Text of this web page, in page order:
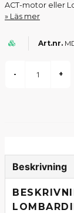
ACT-motor eller
Läs mer
- +
Beskrivning